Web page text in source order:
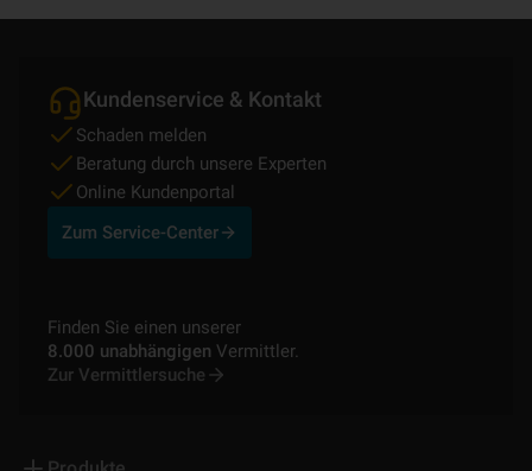
Kundenservice & Kontakt
Schaden melden
Beratung durch unsere Experten
Online Kundenportal
Zum Service-Center
Finden Sie einen unserer
8.000 unabhängigen Vermittler.
Zur Vermittlersuche